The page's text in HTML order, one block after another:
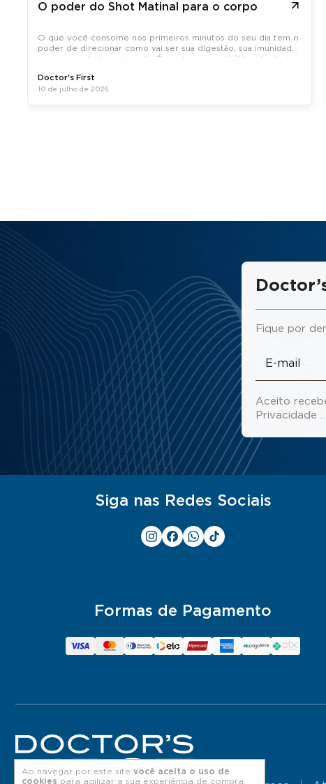
Ao navegar por este site você aceita o uso de
cookies para agilizar a sua experiência de compra.
O poder do Shot Matinal para o corpo
O que você consome nos primeiros minutos do seu dia tem o
poder de direcionar como vai ser sua digestão, sua imunidade
e sua energia durante o dia. É por isso que o hábito do shot
jejum, tem
Doctor's First
10 de julho de 2026
Fique por
Aceito
Privacidade
Siga nas Redes Sociais
Formas de Pagamento